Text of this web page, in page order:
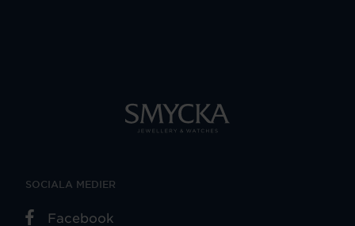
SOCIALA MEDIER
Facebook